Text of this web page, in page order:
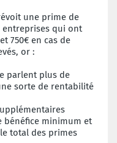
une prime de
entreprises qui ont
750€ en cas de
or :
parlent plus de
sorte de rentabilité
bénéfice minimum et
total des primes